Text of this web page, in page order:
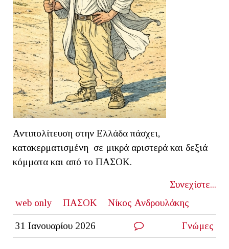
Αντιπολίτευση στην Ελλάδα πάσχει,
κατακερματισμένη σε μικρά αριστερά και δεξιά
κόμματα και από το ΠΑΣΟΚ.
Συνεχίστε...
web only
ΠΑΣΟΚ Νίκος Ανδρουλάκης
31 Ιανουαρίου 2026 Γνώμες